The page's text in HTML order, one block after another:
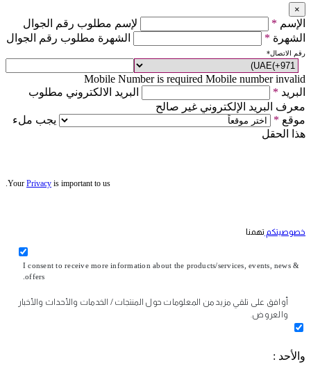
×
الإسم *
لإسم مطلوب رقم الجوال
الشهرة * الشهرة مطلوب رقم الجوال
رقم الاتصال*
Mobile Number is required Mobile number invalid
البريد *
البريد الالكتروني مطلوب
معرف البريد الإلكتروني غير صالح
موقع *
يجب ملء
هذا الحقل
Your Privacy is important to us.
خصوصيتكم تهمنا
I consent to receive more information about the products/services, events, news &
offers.
أوافق على تلقي مزيد من المعلومات حول المنتجات / الخدمات والأحداث والأخبار
والعروض.
والأحد :